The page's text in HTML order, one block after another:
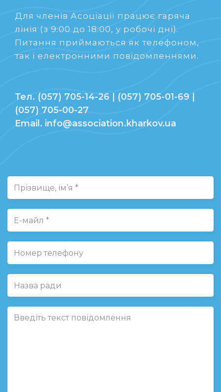
Для членів Асоціації працює гаряча
лінія (з 9:00 до 18:00, у робочі дні).
Питання приймаються як телефоном,
так і електронними повідомленнями.
Тел. (057) 705-14-26 | (057) 705-01-69 |
(057) 705-00-27
Email. info@association.kharkov.ua